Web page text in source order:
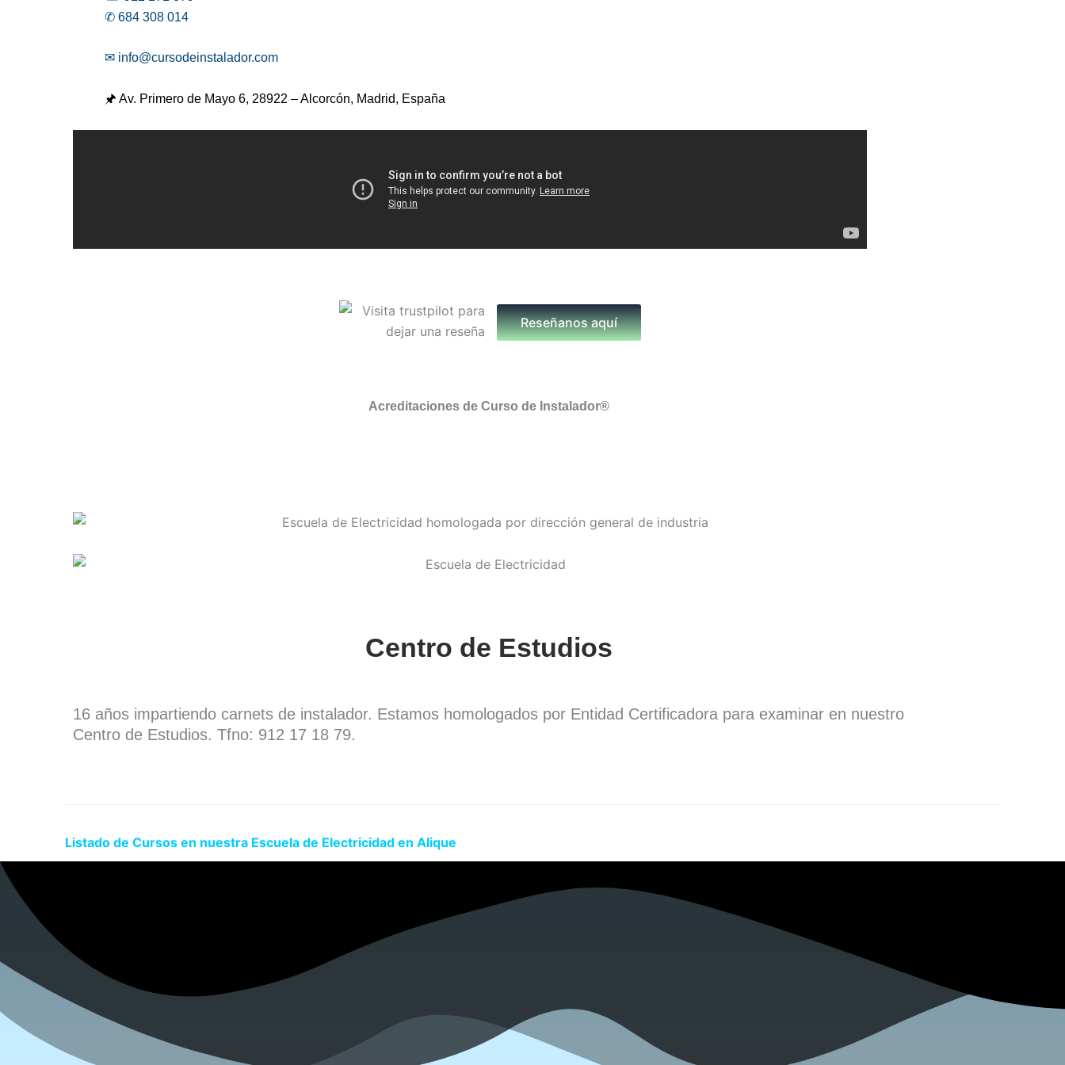
✆ 684 308 014
✉ info@cursodeinstalador.com
🖈 Av. Primero de Mayo 6, 28922 – Alcorcón, Madrid, España
Reseñanos aquí
Acreditaciones de Curso de Instalador®
Centro de Estudios
16 años impartiendo carnets de instalador. Estamos homologados por Entidad Certificadora para examinar en nuestro
Centro de Estudios. Tfno: 912 17 18 79.
Listado de Cursos en nuestra Escuela de Electricidad en Alique